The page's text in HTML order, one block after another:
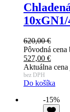
620,00€
Pôvodná cena
527,00 €
Aktuálna cena
bez DPH
Do košíka
-15%